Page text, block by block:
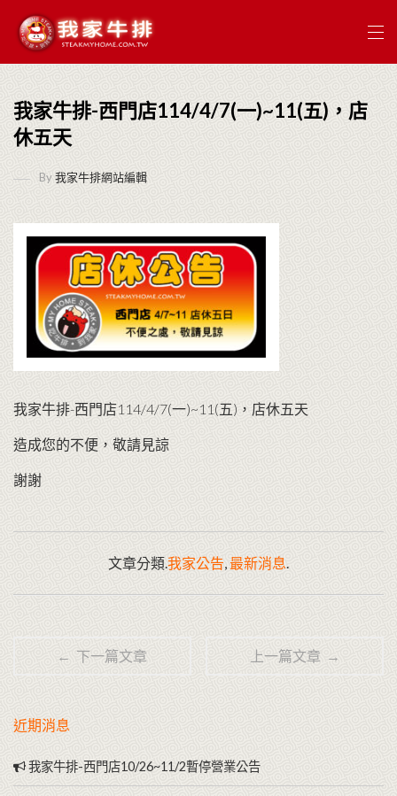
我家牛排-西門店114/4/7(一)~11(五)，店
休五天
By我家牛排網站編輯
我家牛排-西門店114/4/7(一)~11(五)，店休五天
造成您的不便，敬請見諒
謝謝
文章分類.我家公告 最新消息
← 下一篇文章 上一篇文章 →
近期消息
我家牛排-西門店10/26~11/2暫停營業公告